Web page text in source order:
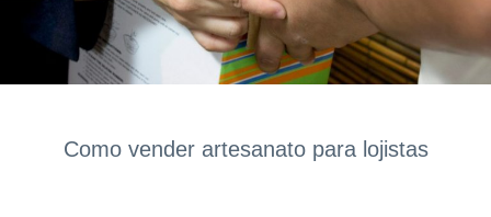
Como vender artesanato para lojistas